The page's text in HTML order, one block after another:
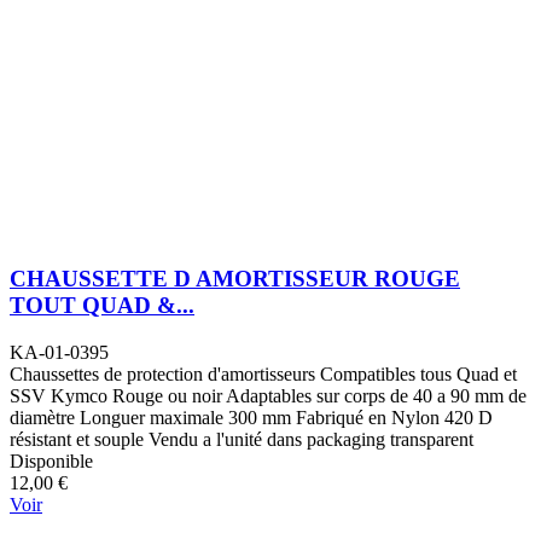
CHAUSSETTE D AMORTISSEUR ROUGE
TOUT QUAD &...
KA-01-0395
Chaussettes de protection d'amortisseurs Compatibles tous Quad et
SSV Kymco Rouge ou noir Adaptables sur corps de 40 a 90 mm de
diamètre Longuer maximale 300 mm Fabriqué en Nylon 420 D
résistant et souple Vendu a l'unité dans packaging transparent
Disponible
12,00 €
Voir